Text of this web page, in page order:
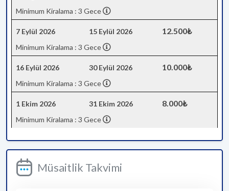
Minimum Kiralama : 3 Gece
7 Eylül 2026 15 Eylül 2026 12.500₺
Minimum Kiralama : 3 Gece
16 Eylül 2026 30 Eylül 2026 10.000₺
Minimum Kiralama : 3 Gece
1 Ekim 2026 31 Ekim 2026 8.000₺
Minimum Kiralama : 3 Gece
Müsaitlik Takvimi